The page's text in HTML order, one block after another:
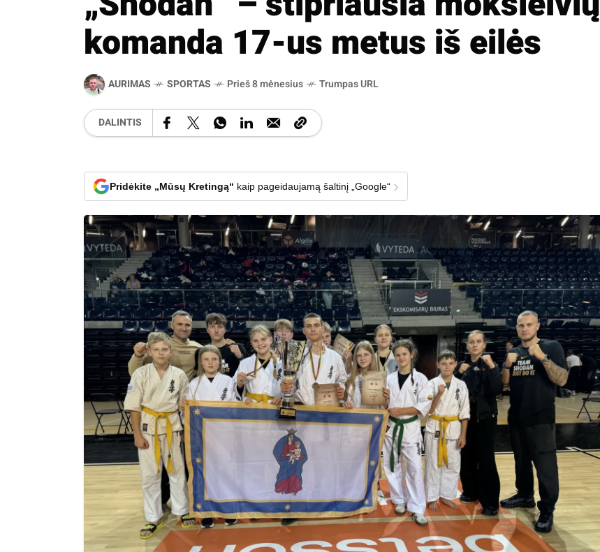
komanda 17-us metus iš eilės
AURIMAS SPORTAS Prieš 8 mėnesius Trumpas URL
DALINTIS
Pridėkite „Mūsų Kretingą“ kaip pageidaujamą šaltinį „Google“ ›